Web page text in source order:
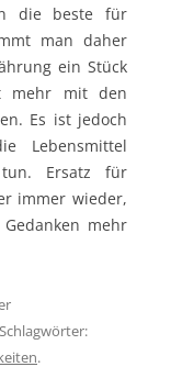
die beste für
man daher
ein Stück
mehr mit den
Es ist jedoch
Lebensmittel
Ersatz für
immer wieder,
mehr
.